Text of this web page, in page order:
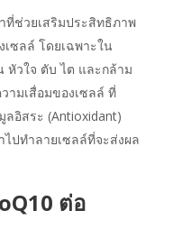
ที่ช่วยเสริมประสิทธิภาพ
ซลล์ โดยเฉพาะใน
หัวใจ ตับ ไต และกล้าม
ามเสื่อมของเซลล์ ที่
อิสระ (Antioxidant)
ปทำลายเซลล์ที่จะส่งผล
ต่อ